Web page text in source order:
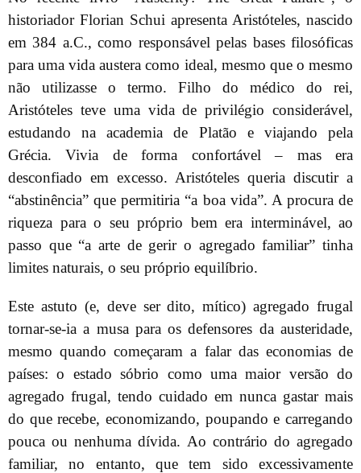
historiador Florian Schui apresenta Aristóteles, nascido
em 384 a.C., como responsável pelas bases filosóficas
para uma vida austera como ideal, mesmo que o mesmo
não utilizasse o termo. Filho do médico do rei,
Aristóteles teve uma vida de privilégio considerável,
estudando na academia de Platão e viajando pela
Grécia. Vivia de forma confortável – mas era
desconfiado em excesso. Aristóteles queria discutir a
“abstinência” que permitiria “a boa vida”. A procura de
riqueza para o seu próprio bem era interminável, ao
passo que “a arte de gerir o agregado familiar” tinha
limites naturais, o seu próprio equilíbrio.
Este astuto (e, deve ser dito, mítico) agregado frugal
tornar-se-ia a musa para os defensores da austeridade,
mesmo quando começaram a falar das economias de
países: o estado sóbrio como uma maior versão do
agregado frugal, tendo cuidado em nunca gastar mais
do que recebe, economizando, poupando e carregando
pouca ou nenhuma dívida. Ao contrário do agregado
familiar, no entanto, que tem sido excessivamente